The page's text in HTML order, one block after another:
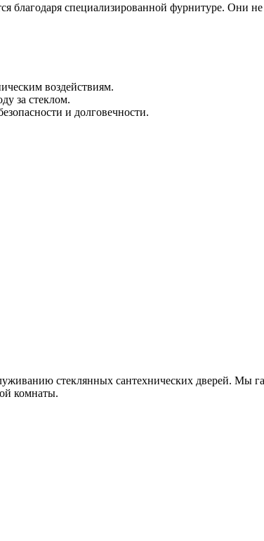
благодаря специализированной фурнитуре. Они
воздействиям.
за стеклом.
и долговечности.
стеклянных сантехнических дверей. Мы
комнаты.